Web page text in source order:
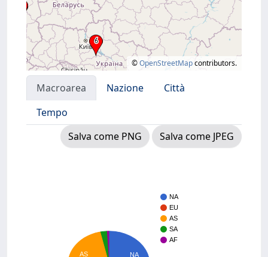
©OpenStreetMapcontributors.
Macroarea Nazione
Città
Tempo
Salva come PNG
Salva come JPEG
NA
EU
AS
SA
AF
NA
AS